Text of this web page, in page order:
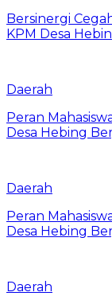
Bersinergi
KPM Desa
Daerah
Peran
Desa Hebing
Daerah
Peran
Desa Hebing
Daerah